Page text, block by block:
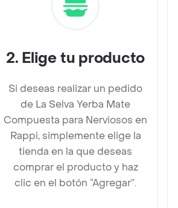
2. Elige tu producto
Si deseas realizar un pedido
de La Selva Yerba Mate
Compuesta para Nerviosos en
Rappi, simplemente elige la
tienda en la que deseas
comprar el producto y haz
clic en el botón “Agregar”.